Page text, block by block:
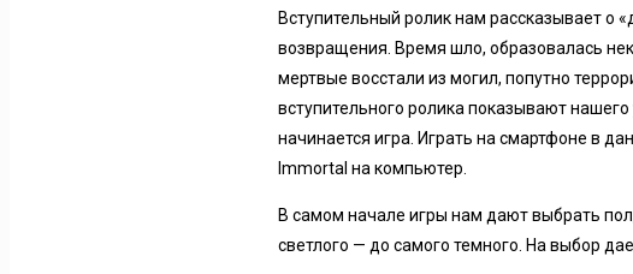
Вступительный ролик нам рассказывает о
возвращения. Время шло, образовалась
мертвые восстали из могил, попутно
вступительного ролика показывают
начинается игра. Играть на смартфоне в
Immortal на компьютер.
В самом начале игры нам дают выбрать
светлого — до самого темного. На выбор